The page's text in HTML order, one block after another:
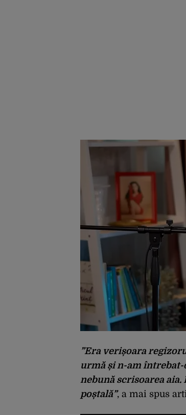
”Era verișoara
urmă și n-am
nebună scrisoarea
poștală”, a mai spus